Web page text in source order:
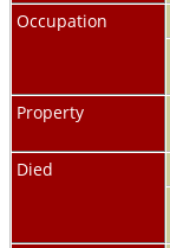
Occupation
Property
Died